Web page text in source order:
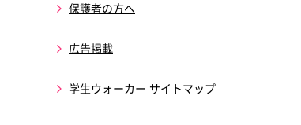
保護者の方へ
広告掲載
学生ウォーカー サイトマップ